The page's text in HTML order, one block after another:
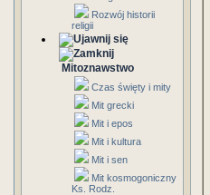
Rozwój historii
religii
Mitoznawstwo
Czas święty i mity
Mit grecki
Mit i epos
Mit i kultura
Mit i sen
Mit kosmogoniczny
Ks. Rodz.